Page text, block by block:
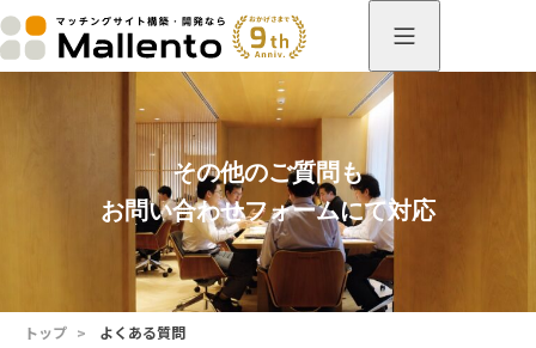
その他のご質問も
お問い合わせフォームにて対応
トップ > よくある質問